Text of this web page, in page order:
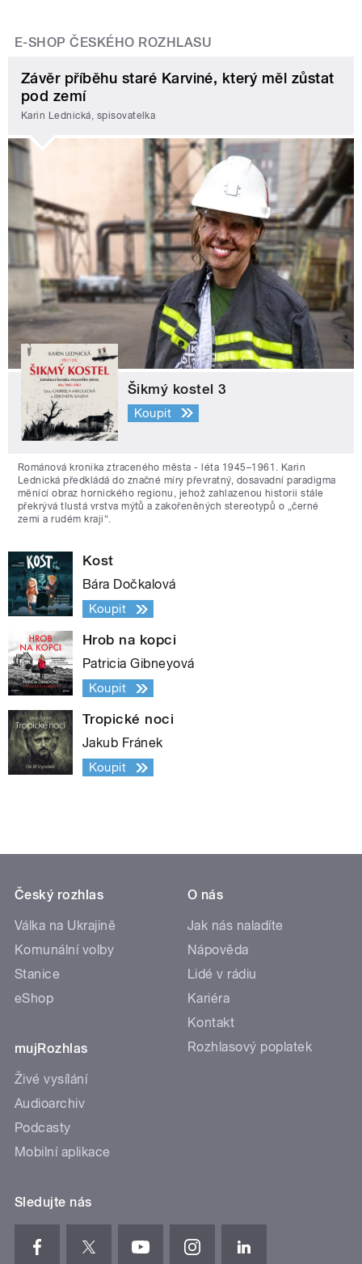
E-SHOP ČESKÉHO ROZHLASU
Závěr příběhu staré Karviné, který měl zůstat
pod zemí
Karin Lednická, spisovatelka
Šikmý kostel 3
Koupit
Románová kronika ztraceného města - léta 1945–1961. Karin
Lednická předkládá do značné míry převratný, dosavadní paradigma
měnící obraz hornického regionu, jehož zahlazenou historii stále
překrývá tlustá vrstva mýtů a zakořeněných stereotypů o „černé
zemi a rudém kraji“.
Kost
Bára Dočkalová
Koupit
Hrob na kopci
Patricia Gibneyová
Koupit
Tropické noci
Jakub Fránek
Koupit
Český rozhlas
Válka na Ukrajině
Komunální volby
Stanice
eShop
mujRozhlas
Živé vysílání
Audioarchiv
Podcasty
Mobilní aplikace
O nás
Jak nás naladíte
Nápověda
Lidé v rádiu
Kariéra
Kontakt
Rozhlasový poplatek
Sledujte nás